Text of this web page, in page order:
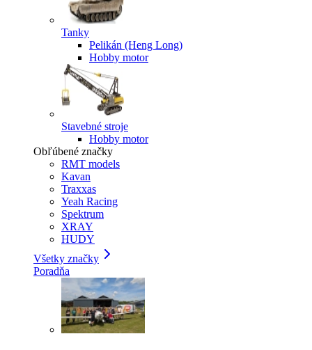
Tanky
Pelikán (Heng Long)
Hobby motor
Stavebné stroje
Hobby motor
Obľúbené značky
RMT models
Kavan
Traxxas
Yeah Racing
Spektrum
XRAY
HUDY
Všetky značky
Poradňa